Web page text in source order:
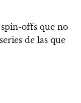
spin-offs que no
de las que